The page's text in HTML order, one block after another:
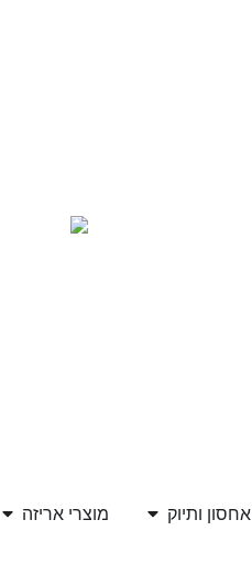
אחסון ותיוק מוצרי אריזה